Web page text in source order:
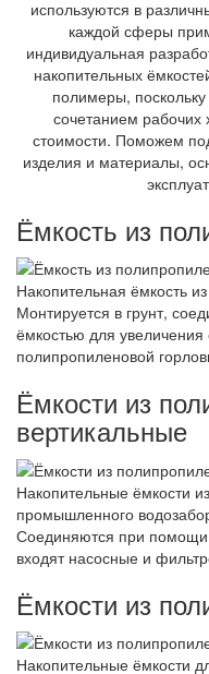
используются в
каждой сферы
индивидуальная
накопительных
полимеры,
сочетанием рабочих
стоимости. Поможем
изделия и материалы,
Ёмкость из
Накопительная ёмкость
Монтируется в грунт,
ёмкостью для
полипропиленовой
Ёмкости из
вертикальные
Накопительные ёмкости
промышленного
Соединяются при помощи
входят насосные и
Ёмкости из
Накопительные ёмкости